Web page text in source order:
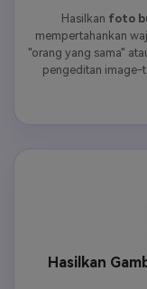
Hasilkan foto
mempertahankan
"orang yang sama"
pengeditan
Hasilkan